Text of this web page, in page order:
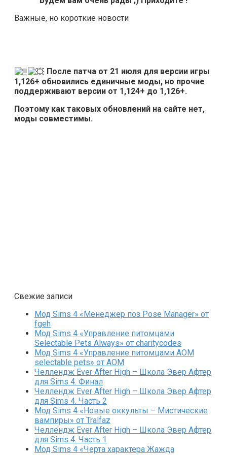
Важные, но короткие новости
После патча от 21 июля для версии игры
1,126+ обновились единичные моды, но прочие
поддерживают версии от 1,124+ до 1,126+.
Поэтому как таковых обновлений на сайте нет,
моды совместимы.
Свежие записи
Мод Sims 4 «Менеджер поз Pose Manager» от
fgeh
Мод Sims 4 «Управление питомцами
Selectable Pets Always» от charitycodes
Мод Sims 4 «Управление питомцами AOM
selectable pets» от AOM
Челлендж Ever After High – Школа Эвер Афтер
для Sims 4. Финал
Челлендж Ever After High – Школа Эвер Афтер
для Sims 4. Часть 2
Мод Sims 4 «Новые оккульты – Мистические
вампиры» от Tralfaz
Челлендж Ever After High – Школа Эвер Афтер
для Sims 4. Часть 1
Мод Sims 4 «Черта характера Жажда